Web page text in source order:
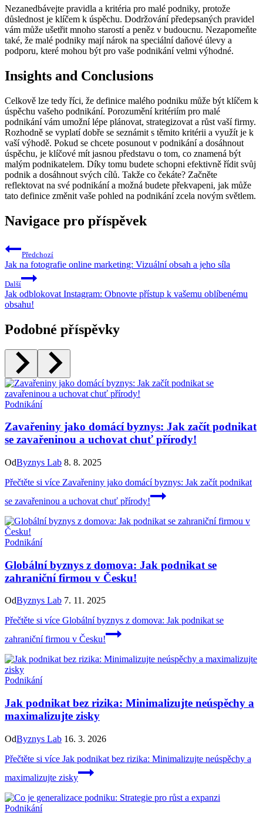
Nezanedbávejte pravidla a kritéria pro malé podniky, protože
důslednost je klíčem k úspěchu. Dodržování předepsaných pravidel
vám může ušetřit mnoho starostí a peněz v budoucnu. Nezapomeňte
také, že malé podniky mají nárok na speciální daňové úlevy a
podporu, které mohou být pro vaše podnikání velmi výhodné.
Insights and Conclusions
Celkově lze tedy říci, že definice malého podniku může být klíčem k
úspěchu vašeho podnikání. Porozumění kritériím pro malé
podnikání vám umožní lépe plánovat, strategizovat a růst vaší firmy.
Rozhodně se vyplatí dobře se seznámit s těmito kritérii a využít je k
vaší výhodě. Pokud se chcete posunout v podnikání a dosáhnout
úspěchu, je klíčové mít jasnou představu o tom, co znamená být
malým podnikatelem. Díky tomu budete schopni efektivně řídit svůj
podnik a dosáhnout svých cílů. Takže co čekáte? Začněte
reflektovat na své podnikání a možná budete překvapeni, jak může
tato definice změnit vaše pohled na podnikání zcela novým světlem.
Navigace pro příspěvek
Předchozí
Jak na fotografie online marketing: Vizuální obsah a jeho síla
Další
Jak odblokovat Instagram: Obnovte přístup k vašemu oblíbenému
obsahu!
Podobné příspěvky
Podnikání
Zavařeniny jako domácí byznys: Jak začít podnikat
se zavařeninou a uchovat chuť přírody!
OdByznys Lab 8. 8. 2025
Přečtěte si více Zavařeniny jako domácí byznys: Jak začít podnikat
se zavařeninou a uchovat chuť přírody!
Podnikání
Globální byznys z domova: Jak podnikat se
zahraniční firmou v Česku!
OdByznys Lab 7. 11. 2025
Přečtěte si více Globální byznys z domova: Jak podnikat se
zahraniční firmou v Česku!
Podnikání
Jak podnikat bez rizika: Minimalizujte neúspěchy a
maximalizujte zisky
OdByznys Lab 16. 3. 2026
Přečtěte si více Jak podnikat bez rizika: Minimalizujte neúspěchy a
maximalizujte zisky
Podnikání